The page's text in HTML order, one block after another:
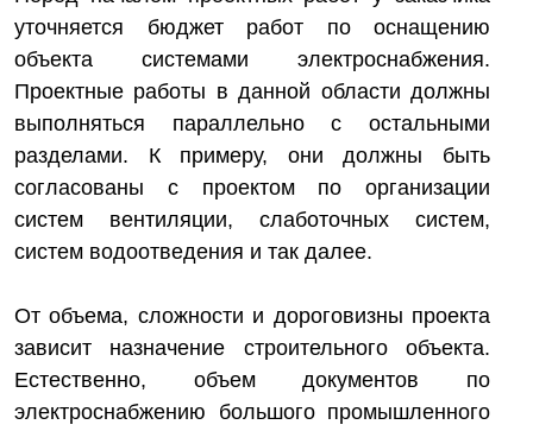
уточняется бюджет работ по оснащению
объекта системами электроснабжения.
Проектные работы в данной области должны
выполняться параллельно с остальными
разделами. К примеру, они должны быть
согласованы с проектом по организации
систем вентиляции, слаботочных систем,
систем водоотведения и так далее.
От объема, сложности и дороговизны проекта
зависит назначение строительного объекта.
Естественно, объем документов по
электроснабжению большого промышленного